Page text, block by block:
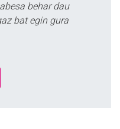
behar dau
bat egin gura